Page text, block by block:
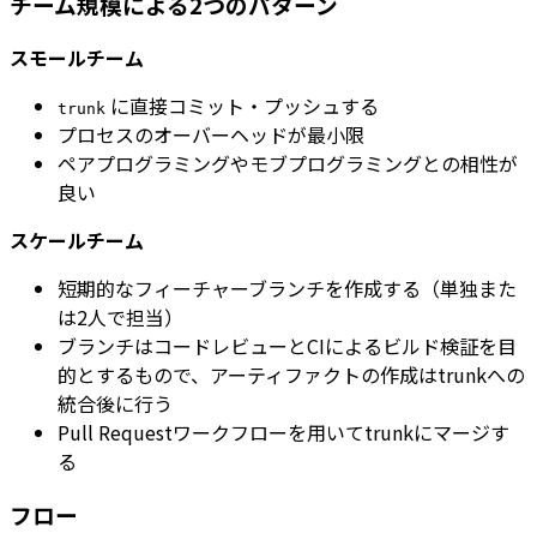
スモールチーム
trunk に直接コミット・プッシュする
プロセスのオーバーヘッドが最小限
ペアプログラミングやモブプログラミングとの相性が
良い
スケールチーム
短期的なフィーチャーブランチを作成する（単独また
は2人で担当）
ブランチはコードレビューとCIによるビルド検証を目
的とするもので、アーティファクトの作成はtrunkへの
統合後に行う
Pull Requestワークフローを用いてtrunkにマージす
る
フロー